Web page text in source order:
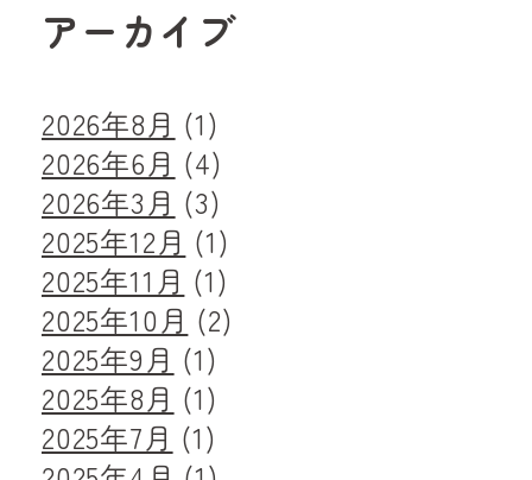
アーカイブ
2026年8月 (1)
2026年6月 (4)
2026年3月 (3)
2025年12月 (1)
2025年11月 (1)
2025年10月 (2)
2025年9月 (1)
2025年8月 (1)
2025年7月 (1)